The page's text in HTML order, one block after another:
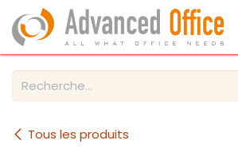
Se rendre au contenu
Tous les produits